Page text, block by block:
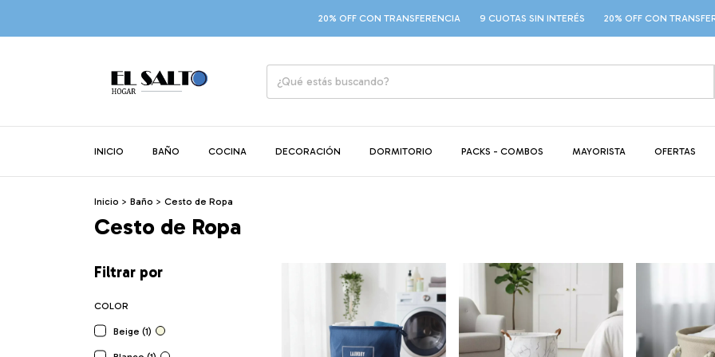
20% OFF CON TRANSFERENCIA 9 CUOTAS SIN INTERÉS 20% OFF CON
INICIO BAÑO COCINA DECORACIÓN DORMITORIO PACKS - COMBOS MAYORISTA OFERTAS
Inicio > Baño > Cesto de Ropa
Cesto de Ropa
Filtrar por
COLOR
Beige (1)